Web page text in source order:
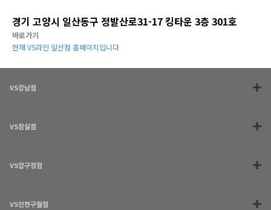
경기 고양시 일산동구 정발산로31-17 킹타운 3층 301호
바로가기
현재 VS라인 일산점 홈페이지입니다
VS강남점
VS잠실점
VS압구정점
VS인천구월점